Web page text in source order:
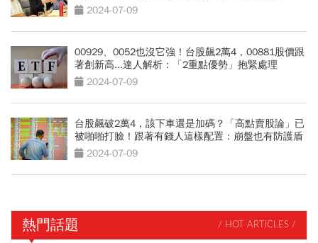
2024-07-09
00929、0052也沒它強！台股飆2萬4，00881股價跟
著創新高...達人解析：「2重點優勢」抱緊處理
2024-07-09
台股飆破2萬4，該下車還是加碼？「高點賣股論」已
被啪啪打臉！跟著有錢人這樣配置：崩盤也有防護盾
2024-07-09
熱門話題 / HOT ARTICLES /